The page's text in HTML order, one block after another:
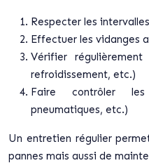
Respecter les
Effectuer les vidanges
Vérifier
refroidissement, etc.)
Faire contrôler les
pneumatiques, etc.)
Un entretien régulier
pannes mais aussi de